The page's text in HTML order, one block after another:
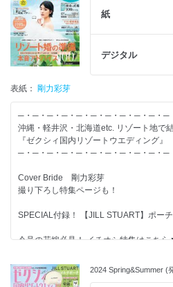
◆オトナの沖縄WEDDING BOOK
◆リゾート婚ダンドリBOOK
◆教会＆式場100BOOK
【特集】-------------------------
◆ゲストが喜ぶ常識＆マナー BEST
◆ゲスト費用負担“超細か明細”全部見せ
◆リゾート婚・地元婚・海外婚の「どう
◆「どう探せばいい?」「現地に行かな
イド
その後の人生がずっと幸せになることを
紙
デジタル
表紙： 剛力彩芽
─・─・─・─・─・─・─・─・─・─・─
沖縄・軽井沢・北海道etc. リゾート地で
『ゼクシィ国内リゾートウエディング』
─・─・─・─・─・─・─・─・─・─・─
Cover Bride 剛力彩芽
撮り下ろし特集ページも！
SPECIAL付録！ 【JILL STUART】ポー
今号の花嫁必見！ イチオシ特集はこち
リゾート婚の準備 本音アドバイス
2024 Spring&Summer (